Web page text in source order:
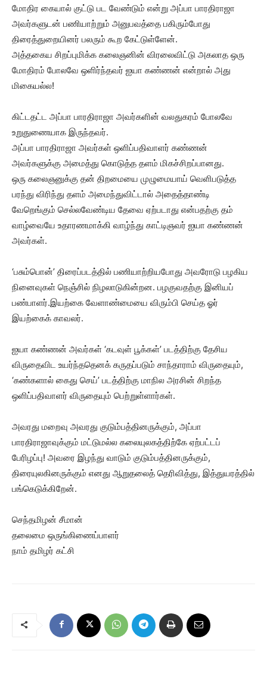
மோதிர கையால் குட்டு பட வேண்டும் என்று அப்பா பாரதிராஜா
அவர்களுடன் பணியாற்றும் அனுபவத்தை பகிரும்போது
திரைத்துறையினர் பலரும் கூற கேட்டுள்ளேன்.
அத்தகைய சிறப்புமிக்க கலைஞனின் விரலைவிட்டு அகலாத ஒரு
மோதிரம் போலவே ஒளிர்ந்தவர் ஐயா கண்ணன் என்றால் அது
மிகையல்ல!
கிட்டதட்ட அப்பா பாரதிராஜா அவர்களின் வலதுகரம் போலவே
உறுதுணையாக இருந்தவர்.
அப்பா பாரதிராஜா அவர்கள் ஒளிப்பதிவாளர் கண்ணன்
அவர்களுக்கு அமைத்து கொடுத்த தளம் மிகச்சிறப்பானது.
ஒரு கலைஞனுக்கு தன் திறமையை முழுமையாய் வெளிபடுத்த
பரந்து விரிந்து தளம் அமைந்துவிட்டால் அதைத்தாண்டி
வேறெங்கும் செல்லவேண்டிய தேவை ஏற்படாது என்பதற்கு தம்
வாழ்வையே உதாரணமாக்கி வாழ்ந்து காட்டிஞவர் ஐயா கண்ணன்
அவர்கள்.
‘பசும்பொன்’ திரைப்படத்தில் பணியாற்றியபோது அவரோடு பழகிய
நினைவுகள் நெஞ்சில் நிழலாடுகின்றன. பழகுவதற்கு இனியப்
பண்பாளர்.இயற்கை வேளாண்மையை விரும்பி செய்த ஓர்
இயற்கைக் காவலர்.
ஐயா கண்ணன் அவர்கள் ‘கடவுள் பூக்கள்’ படத்திற்கு தேசிய
விருதைவிட உயர்ந்ததெனக் கருதப்படும் சாந்தாராம் விருதையும்,
‘கண்களால் கைது செய்’ படத்திற்கு மாநில அரசின் சிறந்த
ஒளிப்பதிவாளர் விருதையும் பெற்றுள்ளார்கள்.
அவரது மறைவு அவரது குடும்பத்தினருக்கும், அப்பா
பாரதிராஜாவுக்கும் மட்டுமல்ல கலையுலகத்திற்கே ஏற்பட்டப்
பேரிழப்பு! அவரை இழந்து வாடும் குடும்பத்தினருக்கும்,
திரையுலகினருக்கும் எனது ஆறுதலைத் தெரிவித்து, இத்துயரத்தில்
பங்கெடுக்கிறேன்.
செந்தமிழன் சீமான்
தலைமை ஒருங்கிணைப்பாளர்
நாம் தமிழர் கட்சி